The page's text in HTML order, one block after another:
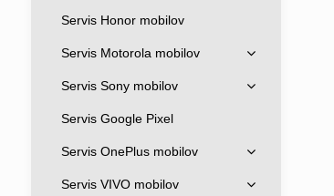
Servis Honor mobilov
Servis Motorola mobilov
Servis Sony mobilov
Servis Google Pixel
Servis OnePlus mobilov
Servis VIVO mobilov